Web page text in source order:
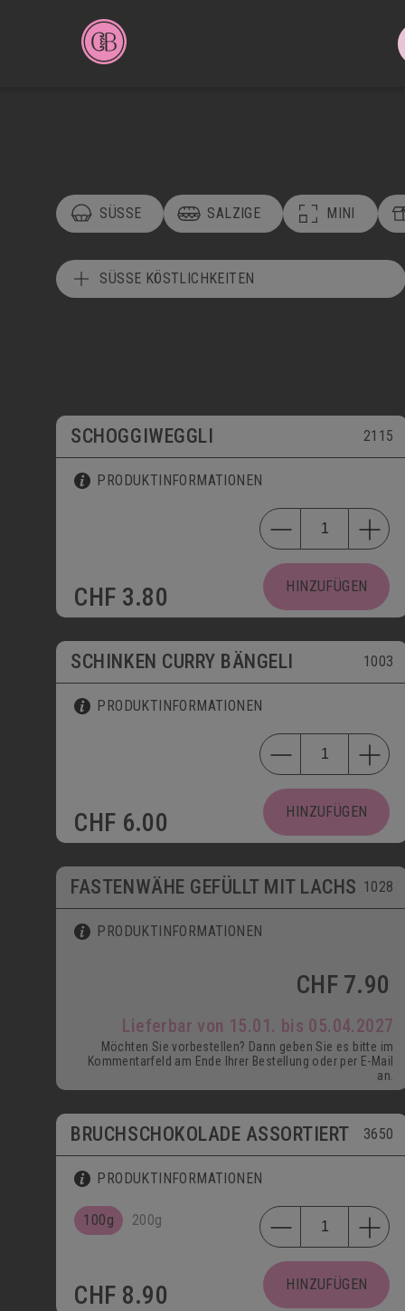
SÜSSE SALZIGE MINI
SÜSSE KÖSTLICHKEITEN
SCHOGGIWEGGLI 2115
PRODUKTINFORMATIONEN
CHF 3.80 HINZUFÜGEN
SCHINKEN CURRY BÄNGELI 1003
PRODUKTINFORMATIONEN
CHF 6.00 HINZUFÜGEN
ab 15.01.
FASTENWÄHE GEFÜLLT MIT LACHS 1028
PRODUKTINFORMATIONEN
CHF 7.90
Lieferbar von 15.01. bis 05.04.2027
Möchten Sie vorbestellen? Dann geben Sie es bitte im
Kommentarfeld am Ende Ihrer Bestellung oder per E-Mail
an.
BRUCHSCHOKOLADE ASSORTIERT 3650
PRODUKTINFORMATIONEN
100g 200g
CHF 8.90 HINZUFÜGEN